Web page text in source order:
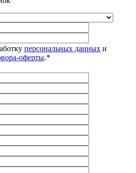
персональных данных и
оферты.*